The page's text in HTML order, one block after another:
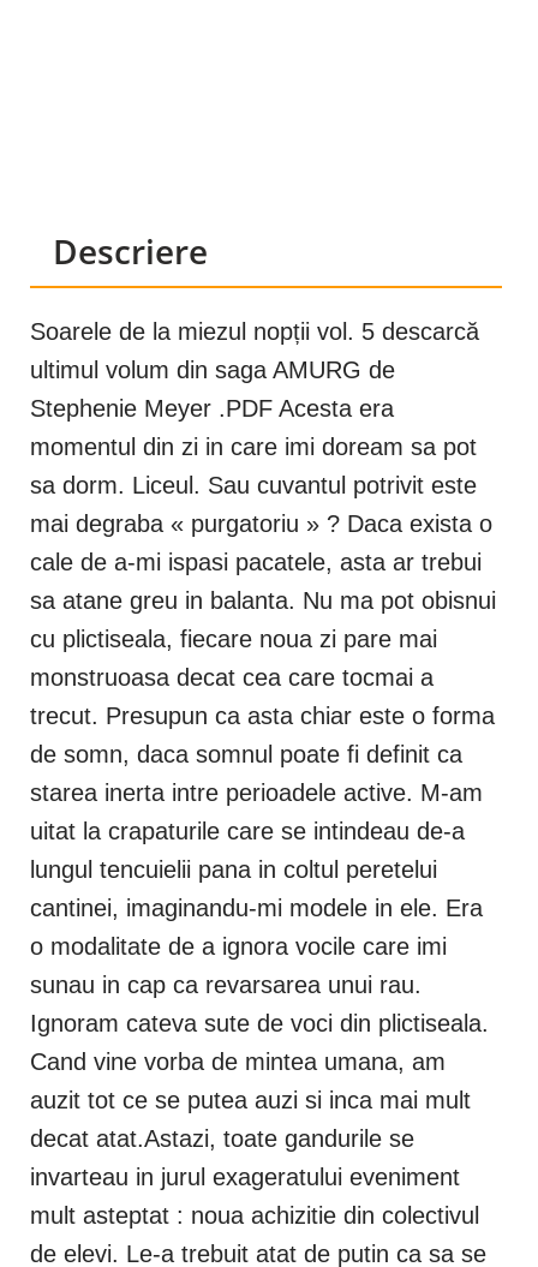
Descriere
Soarele de la miezul nopții vol. 5 descarcă
ultimul volum din saga AMURG de
Stephenie Meyer .PDF Acesta era
momentul din zi in care imi doream sa pot
sa dorm. Liceul. Sau cuvantul potrivit este
mai degraba « purgatoriu » ? Daca exista o
cale de a-mi ispasi pacatele, asta ar trebui
sa atane greu in balanta. Nu ma pot obisnui
cu plictiseala, fiecare noua zi pare mai
monstruoasa decat cea care tocmai a
trecut. Presupun ca asta chiar este o forma
de somn, daca somnul poate fi definit ca
starea inerta intre perioadele active. M-am
uitat la crapaturile care se intindeau de-a
lungul tencuielii pana in coltul peretelui
cantinei, imaginandu-mi modele in ele. Era
o modalitate de a ignora vocile care imi
sunau in cap ca revarsarea unui rau.
Ignoram cateva sute de voci din plictiseala.
Cand vine vorba de mintea umana, am
auzit tot ce se putea auzi si inca mai mult
decat atat.Astazi, toate gandurile se
invarteau in jurul exageratului eveniment
mult asteptat : noua achizitie din colectivul
de elevi. Le-a trebuit atat de putin ca sa se